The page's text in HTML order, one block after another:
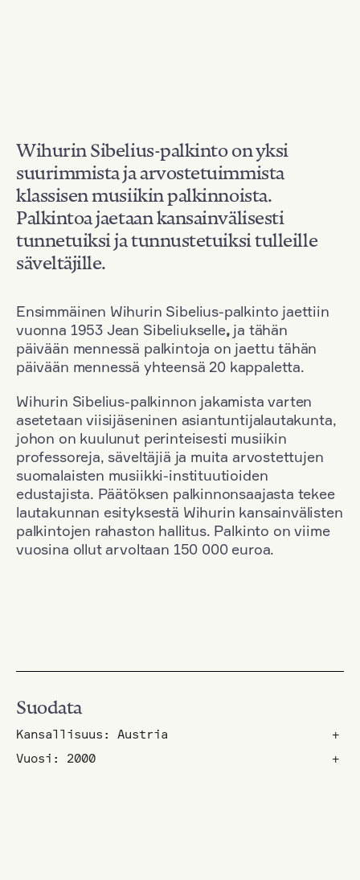
Wihurin Sibelius-palkinto on yksi
suurimmista ja arvostetuimmista
klassisen musiikin palkinnoista.
Palkintoa jaetaan kansainvälisesti
tunnetuiksi ja tunnustetuiksi tulleille
säveltäjille.
Ensimmäinen Wihurin Sibelius-palkinto jaettiin
vuonna 1953 Jean Sibeliukselle, ja tähän
päivään mennessä palkintoja on jaettu tähän
päivään mennessä yhteensä 20 kappaletta.
Wihurin Sibelius-palkinnon jakamista varten
asetetaan viisijäseninen asiantuntijalautakunta,
johon on kuulunut perinteisesti musiikin
professoreja, säveltäjiä ja muita arvostettujen
suomalaisten musiikki-instituutioiden
edustajista. Päätöksen palkinnonsaajasta tekee
lautakunnan esityksestä Wihurin kansainvälisten
palkintojen rahaston hallitus. Palkinto on viime
vuosina ollut arvoltaan 150 000 euroa.
Suodata
Kansallisuus: Austria
+
Vuosi: 2000
+